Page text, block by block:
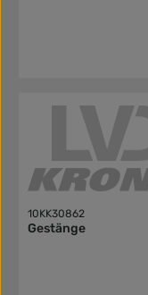
10KK30862
Gestänge